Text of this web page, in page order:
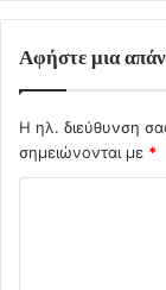
Αφήστε μια
Η ηλ. διεύθυνση
σημειώνονται με *